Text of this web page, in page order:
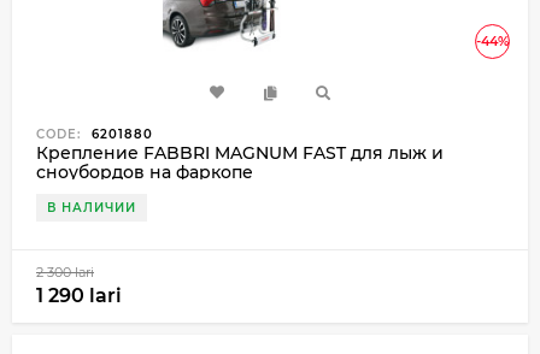
-44%
CODE: 6201880
Крепление FABBRI MAGNUM FAST для лыж и
сноубордов на фаркопе
В НАЛИЧИИ
2 300 lari
1 290 lari